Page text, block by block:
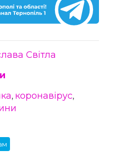
Світла
, коронавірус,